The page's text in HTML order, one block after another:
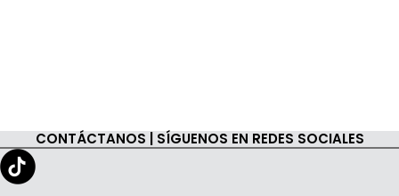
CONTÁCTANOS | SÍGUENOS EN REDES SOCIALES